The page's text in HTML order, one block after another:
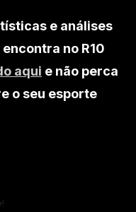
e análises
no R10
aqui e não perca
o seu esporte